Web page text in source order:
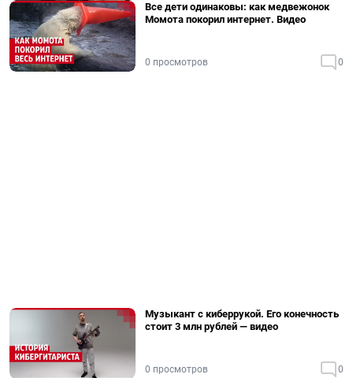
Все дети одинаковы: как медвежонок
Момота покорил интернет. Видео
0 просмотров 0
Музыкант с киберрукой. Его конечность
стоит 3 млн рублей — видео
0 просмотров 0